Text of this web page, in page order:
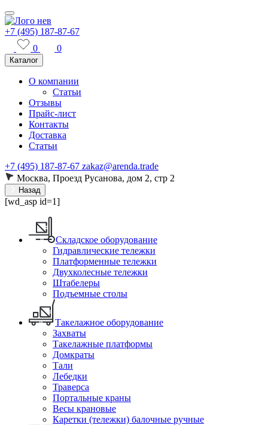
+7 (495) 187-87-67
0
0
Каталог
О компании
Статьи
Отзывы
Прайс-лист
Контакты
Доставка
Статьи
+7 (495) 187-87-67 zakaz@arenda.trade
Москва, Проезд Русанова, дом 2, стр 2
Назад
[wd_asp id=1]
Складское оборудование
Гидравлические тележки
Платформенные тележки
Двухколесные тележки
Штабелеры
Подъемные столы
Такелажное оборудование
Захваты
Такелажные платформы
Домкраты
Тали
Лебедки
Траверса
Портальные краны
Весы крановые
Каретки (тележки) балочные ручные